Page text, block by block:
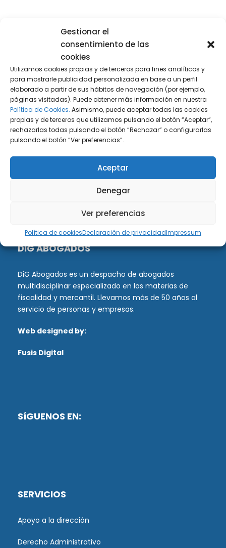
Gestionar el
consentimiento de las
cookies
Utilizamos cookies propias y de terceros para fines analíticos y
para mostrarle publicidad personalizada en base a un perfil
elaborado a partir de sus hábitos de navegación (por ejemplo,
páginas visitadas). Puede obtener más información en nuestra
Política de Cookies. Asimismo, puede aceptar todas las cookies
propias y de terceros que utilizamos pulsando el botón “Aceptar”,
rechazarlas todas pulsando el botón “Rechazar” o configurarlas
pulsando el botón “Ver preferencias”.
Aceptar
Denegar
Ver preferencias
Política de cookiesDeclaración de privacidadImpressum
DiG Advocats sept. 1994 – actualidad
Forma parte del Departamento de Asesoría
Tributaria desde 1994.
Actualmente coordina el área de Asesoría y
Gestión de Procesos Empresariales – Business
Process Outsourcing (BPO).
DiG ABOGADOS
DiG Abogados es un despacho de abogados
multidisciplinar especializado en las materias de
fiscalidad y mercantil. Llevamos más de 50 años al
servicio de personas y empresas.
Web designed by:
Fusis Digital
SíGUENOS EN:
SERVICIOS
Apoyo a la dirección
Derecho Administrativo